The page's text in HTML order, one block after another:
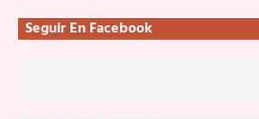
Seguir En Facebook